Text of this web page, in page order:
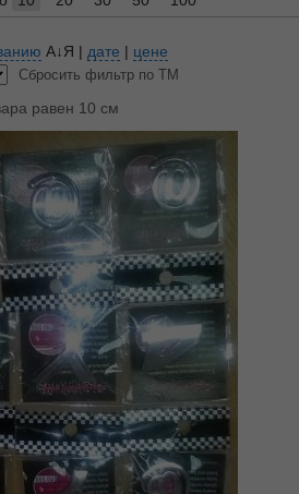
А↓Я | дате | цене
Сбросить фильтр по ТМ
равен 10 см